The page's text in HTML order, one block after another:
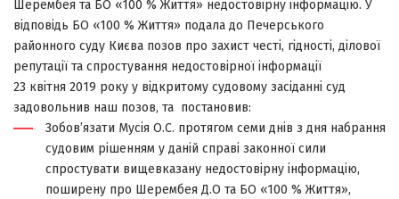
Шерембея та БО «100 % Життя» недостовірну інформацію. У
відповідь БО «100 % Життя» подала до Печерського
районного суду Києва позов про захист честі, гідності, ділової
репутації та спростування недостовірної інформації
23 квітня 2019 року у відкритому судовому засіданні суд
задовольнив наш позов, та постановив:
Зобов’язати Мусія О.С. протягом семи днів з дня набрання
судовим рішенням у даній справі законної сили
спростувати вищевказану недостовірну інформацію,
поширену про Шерембея Д.О та БО «100 % Життя»,